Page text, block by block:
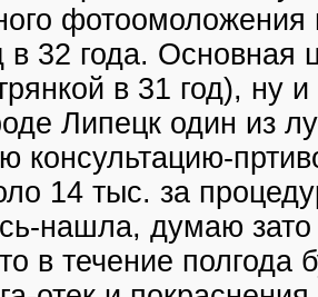
в 32 года. Основная
в 31 год),
Липецк один из
консультацию-
14 тыс. за
нашла, думаю
в течение